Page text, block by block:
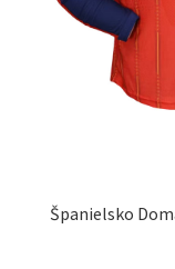
Španielsko